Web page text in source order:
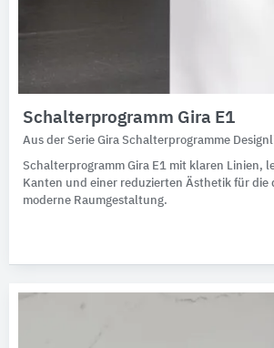
Schalterprogramm Gira E1
Aus der Serie Gira Schalterprogramme
Schalterprogramm Gira E1 mit klaren Linien,
Kanten und einer reduzierten Ästhetik für die
moderne Raumgestaltung.